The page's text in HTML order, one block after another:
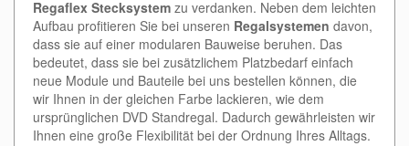
Regaflex Stecksystem zu verdanken. Neben dem leichten
Aufbau profitieren Sie bei unseren Regalsystemen davon,
dass sie auf einer modularen Bauweise beruhen. Das
bedeutet, dass sie bei zusätzlichem Platzbedarf einfach
neue Module und Bauteile bei uns bestellen können, die
wir Ihnen in der gleichen Farbe lackieren, wie dem
ursprünglichen DVD Standregal. Dadurch gewährleisten wir
Ihnen eine große Flexibilität bei der Ordnung Ihres Alltags.